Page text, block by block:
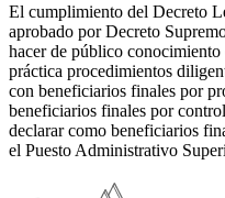
El cumplimiento del Decreto
aprobado por Decreto
hacer de público conocimiento
práctica procedimientos
con beneficiarios finales por
beneficiarios finales por
declarar como beneficiarios
el Puesto Administrativo